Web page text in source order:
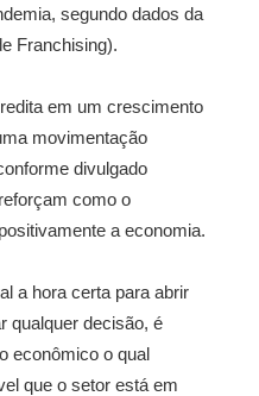
segundo dados da
Franchising).
em um crescimento
movimentação
divulgado
como o
a economia.
a hora certa para abrir
qualquer decisão, é
econômico o qual
que o setor está em